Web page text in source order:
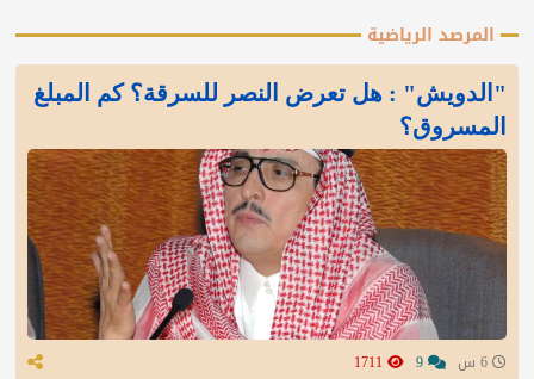
المرصد الرياضية
"الدويش" : هل تعرض النصر للسرقة؟ كم المبلغ
المسروق؟